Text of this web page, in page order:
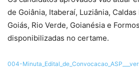
de Goiânia, Itaberaí, Luziânia,
Goiás, Rio Verde, Goianésia e
disponibilizadas no certame.
004-